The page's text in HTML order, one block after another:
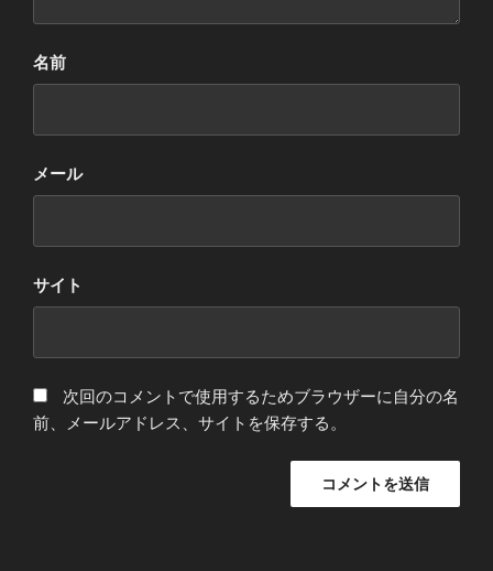
名前
メール
サイト
次回のコメントで使用するためブラウザーに自分の名
前、メールアドレス、サイトを保存する。